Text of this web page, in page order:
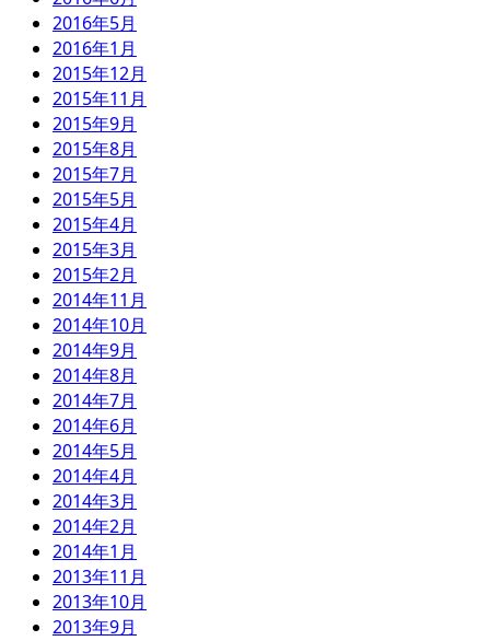
2016年5月
2016年1月
2015年12月
2015年11月
2015年9月
2015年8月
2015年7月
2015年5月
2015年4月
2015年3月
2015年2月
2014年11月
2014年10月
2014年9月
2014年8月
2014年7月
2014年6月
2014年5月
2014年4月
2014年3月
2014年2月
2014年1月
2013年11月
2013年10月
2013年9月